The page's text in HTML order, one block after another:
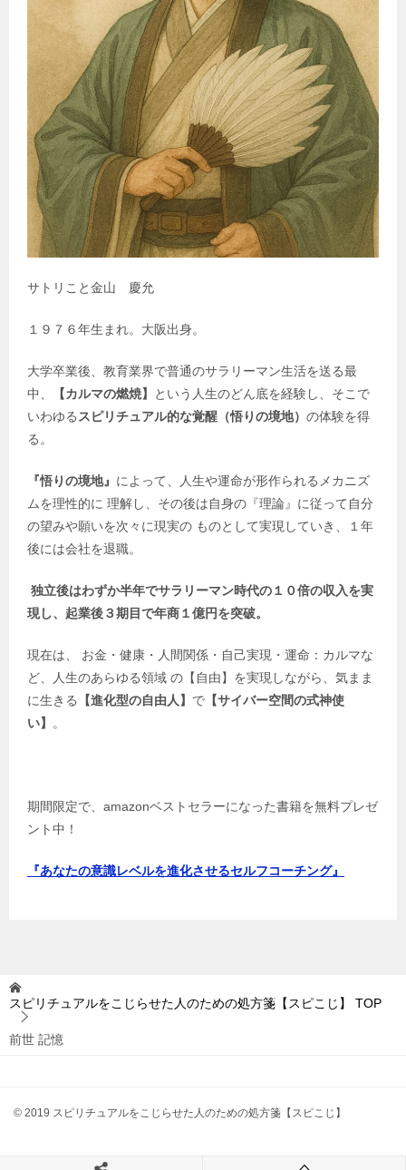
サトリこと金山 慶允
１９７６年生まれ。大阪出身。
大学卒業後、教育業界で普通のサラリーマン生活を送る最
中、
【カルマの燃焼】
という人生のどん底を経験し、そこで
いわゆるスピリチュアル的な覚醒（悟りの境地） の体験を得
る。
『悟りの境地』 によって、人生や運命が形作られるメカニズ
ムを理性的に 理解し、その後は自身の『理論』に従って自分
の望みや願いを次々に現実の ものとして実現していき、１年
後には会社を退職。
独立後はわずか半年でサラリーマン時代の１０倍の収入を実
現し、起業後３期目で年商１億円を突破。
現在は、 お金・健康・人間関係・自己実現・運命：カルマな
ど、人生のあらゆる領域 の【自由】を実現しながら、気まま
に生きる
【進化型の自由人】 で 【サイバー空間の式神使
い】 。
期間限定で、amazonベストセラーになった書籍を無料プレゼ
ント中！
『あなたの意識レベルを進化させるセルフコーチング』
スピリチュアルをこじらせた人のための処方箋【スピこじ】 TOP
前世 記憶
© 2019 スピリチュアルをこじらせた人のための処方箋【スピこじ】